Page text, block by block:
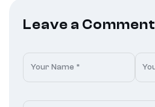
Leave a Comment